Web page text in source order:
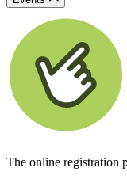
The online registration